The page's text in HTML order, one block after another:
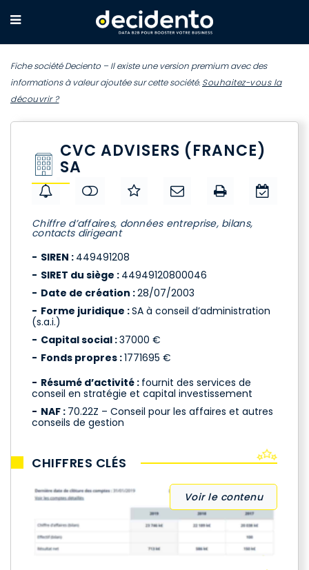
Fiche société Deciento – Il existe une version premium avec des
informations à valeur ajoutée sur cette société. Souhaitez-vous la
découvrir ?
CVC ADVISERS (FRANCE)
SA
Chiffre d’affaires, données entreprise, bilans,
contacts dirigeant
SIREN : 449491208
SIRET du siège : 44949120800046
Date de création :28/07/2003
Forme juridique :SA à conseil d’administration
(s.a.i.)
Capital social :37000 €
Fonds propres :1771695 €
Résumé d’activité : fournit des services de
conseil en stratégie et capital investissement
NAF : 70.22Z – Conseil pour les affaires et autres
conseils de gestion
CHIFFRES CLÉS
Voir le contenu